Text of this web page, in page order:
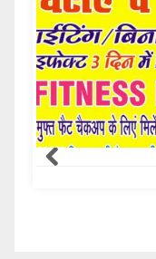
Samachar Express